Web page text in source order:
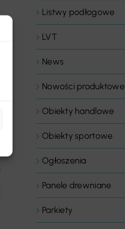
Listwy podłogowe
LVT
News
Nowości produktowe
Obiekty handlowe
Obiekty sportowe
Ogłoszenia
Panele drewniane
Parkiety